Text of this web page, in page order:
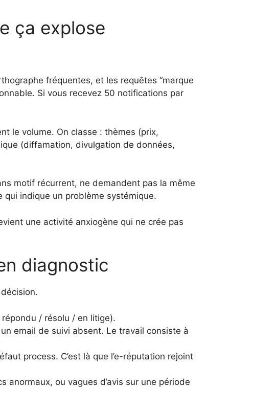
ça explose
fréquentes, et les requêtes “marque
Si vous recevez 50 notifications par
le volume. On classe : thèmes (prix,
(diffamation, divulgation de données,
motif récurrent, ne demandent pas la même
qui indique un problème systémique.
une activité anxiogène qui ne crée pas
diagnostic
/ résolu / en litige).
email de suivi absent. Le travail consiste à
process. C’est là que l’e-réputation rejoint
anormaux, ou vagues d’avis sur une période